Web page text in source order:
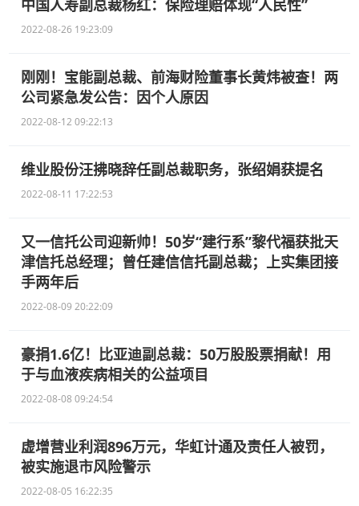
中国人寿副总裁杨红：保险理赔体现“人民性”
2022-08-26 19:23:09
刚刚！宝能副总裁、前海财险董事长黄炜被查！两
公司紧急发公告：因个人原因
2022-08-12 09:22:13
维业股份汪拂晓辞任副总裁职务，张绍娟获提名
2022-08-11 17:22:53
又一信托公司迎新帅！50岁“建行系”黎代福获批天
津信托总经理；曾任建信信托副总裁；上实集团接
手两年后
2022-08-09 20:22:09
豪捐1.6亿！比亚迪副总裁：50万股股票捐献！用
于与血液疾病相关的公益项目
2022-08-08 09:24:54
虚增营业利润896万元，华虹计通及责任人被罚，
被实施退市风险警示
2022-08-05 16:22:35